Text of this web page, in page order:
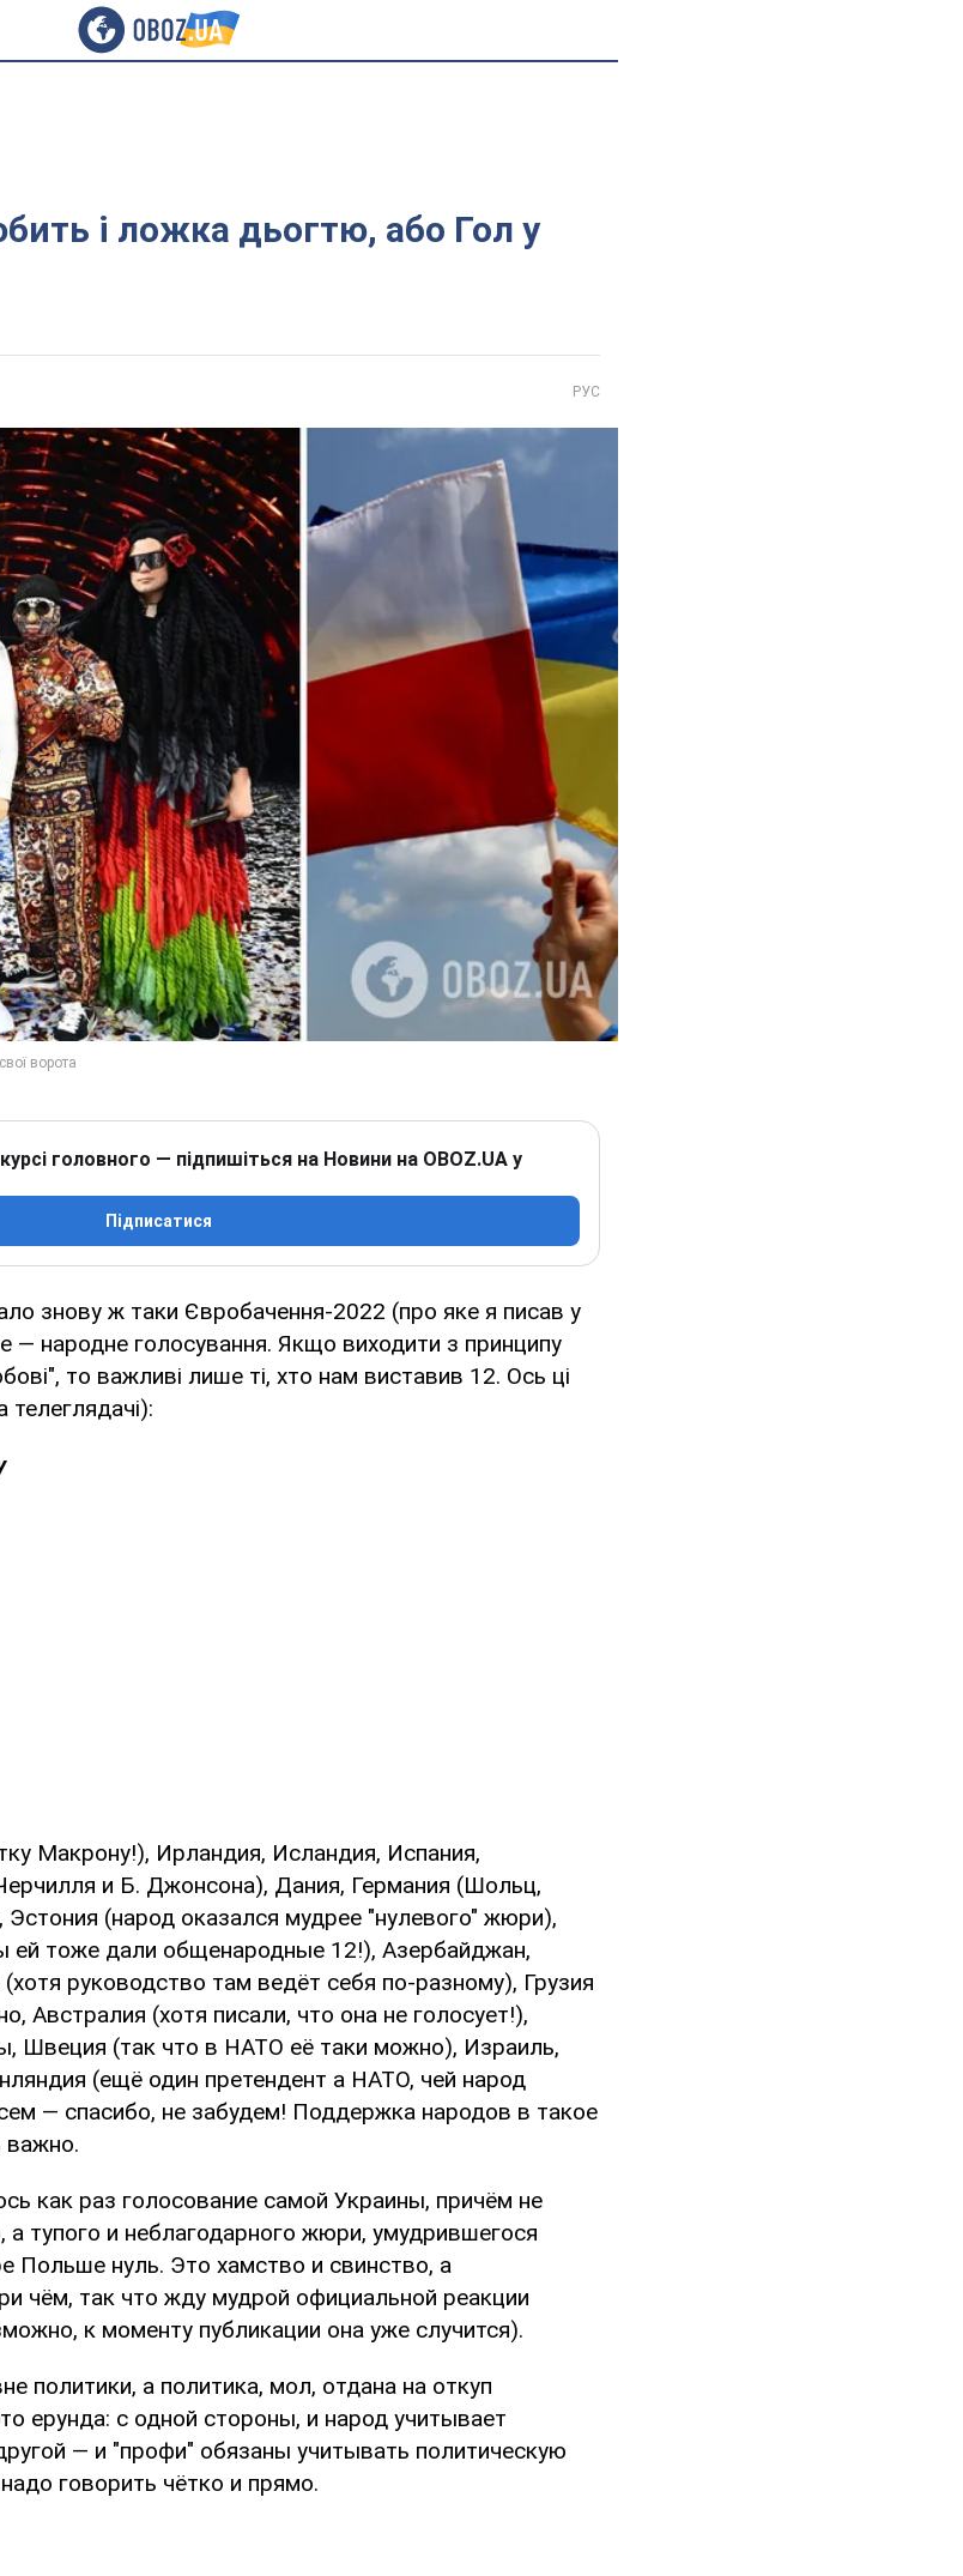
і ложка дьогтю, або Гол у
РУС
головного — підпишіться на Новини на OBOZ.UA у
Підписатися
знову ж таки Євробачення-2022 (про яке я писав у
— народне голосування. Якщо виходити з принципу
то важливі лише ті, хто нам виставив 12. Ось ці
телеглядачі):
Макрону!), Ирландия, Исландия, Испания,
и Б. Джонсона), Дания, Германия (Шольц,
Эстония (народ оказался мудрее "нулевого" жюри),
тоже дали общенародные 12!), Азербайджан,
руководство там ведёт себя по-разному), Грузия
Австралия (хотя писали, что она не голосует!),
Швеция (так что в НАТО её таки можно), Израиль,
(ещё один претендент а НАТО, чей народ
— спасибо, не забудем! Поддержка народов в такое
важно.
как раз голосование самой Украины, причём не
а тупого и неблагодарного жюри, умудрившегося
Польше нуль. Это хамство и свинство, а
чём, так что жду мудрой официальной реакции
к моменту публикации она уже случится).
политики, а политика, мол, отдана на откуп
ерунда: с одной стороны, и народ учитывает
— и "профи" обязаны учитывать политическую
говорить чётко и прямо.